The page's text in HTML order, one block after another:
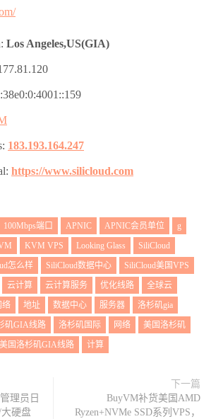
Los Angeles,US(GIA)
183.193.164.247
https://www.silicloud.com
100Mbps端口 APNIC APNIC会员单位
g
KVM VPS Looking Glass
SiliCloud
怎么样 SiliCloud数据中心
SiliCloud美国VPS
云计算 云计算服务 优化线路
全球云
络 地址 数据中心 服务器
洛杉矶gia
矶GIA线路 洛杉矶国际 网络
美国洛杉矶
美国洛杉矶GIA线路
计算
理员日
硬盘
下一篇
BuyVM补货美国AMD
Ryzen+NVMe SSD系列VPS，